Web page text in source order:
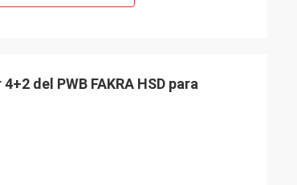
del PWB FAKRA HSD para